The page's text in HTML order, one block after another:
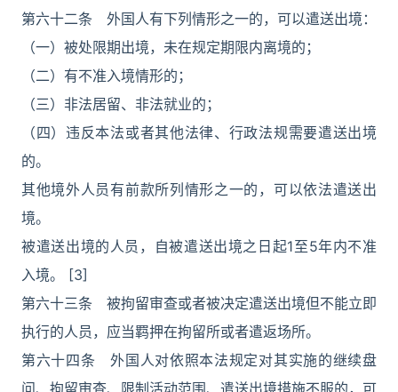
第六十二条 外国人有下列情形之一的，可以遣送出境：
（一）被处限期出境，未在规定期限内离境的；
（二）有不准入境情形的；
（三）非法居留、非法就业的；
（四）违反本法或者其他法律、行政法规需要遣送出境
的。
其他境外人员有前款所列情形之一的，可以依法遣送出
境。
被遣送出境的人员，自被遣送出境之日起1至5年内不准
入境。 [3]
第六十三条 被拘留审查或者被决定遣送出境但不能立即
执行的人员，应当羁押在拘留所或者遣返场所。
第六十四条 外国人对依照本法规定对其实施的继续盘
问、拘留审查、限制活动范围、遣送出境措施不服的，可